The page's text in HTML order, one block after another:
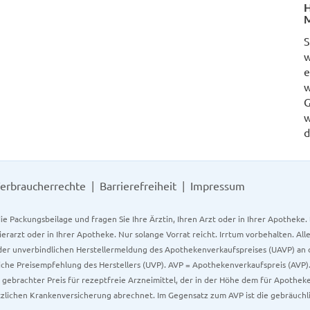
Barrierefreiheit Impressum
Packungsbeilage und fragen Sie Ihre Ärztin, Ihren Arzt oder in Ihrer
oder in Ihrer Apotheke. Nur solange Vorrat reicht. Irrtum vorbehalten.
unverbindlichen Herstellermeldung des Apothekenverkaufspreises (UAVP)
Preisempfehlung des Herstellers (UVP). AVP = Apothekenverkaufspreis
gebrachter Preis für rezeptfreie Arzneimittel, der in der Höhe dem für
Krankenversicherung abrechnet. Im Gegensatz zum AVP ist die